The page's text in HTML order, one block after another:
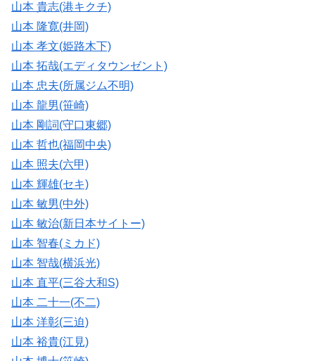
山本 貴志(港キクチ)
山本 隆寛(井岡)
山本 孝文(姫路木下)
山本 拓哉(エディタウンゼント)
山本 忠夫(所属ジム不明)
山本 龍男(笹崎)
山本 剛詞(守口東郷)
山本 哲也(福岡中央)
山本 照夫(六甲)
山本 輝雄(セキ)
山本 敏男(中外)
山本 敏治(新日本サイトー)
山本 智春(ミカド)
山本 智哉(横浜光)
山本 直平(三谷大和S)
山本 二十一(不二)
山本 洋彰(三迫)
山本 裕貴(江見)